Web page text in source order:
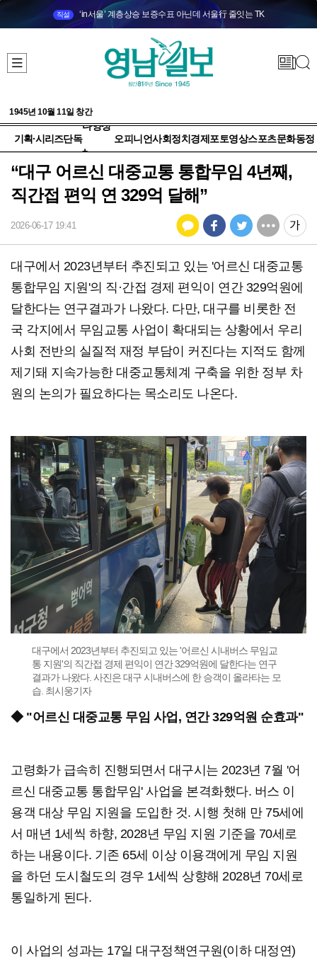
직설 ‘in서울’ 계층상승 보증수표 아닌데 서울行 줄잇는 TK
1945년 10월 11일 창간
기획·시리즈단독
다양성
+
오피니언사회정치 경제 포토영상스포츠문화동정
“대구 어르신 대중교통 통합무임 4년째,
직간접 편익 연 329억 달해”
2026-06-17 19:41
대구에서 2023년부터 추진되고 있는 '어르신 대중교통
통합무임 지원'의 직·간접 경제 편익이 연간 329억원에
달한다는 연구결과가 나왔다. 다만, 대구를 비롯한 전
국 각지에서 무임교통 사업이 확대되는 상황에서 우리
사회 전반의 실질적 재정 부담이 커진다는 지적도 함께
제기돼 지속가능한 대중교통체계 구축을 위한 정부 차
원의 논의가 필요하다는 목소리도 나온다.
대구에서 2023년부터 추진되고 있는 '어르신 시내버스 무임교
통 지원'의 직간접 경제 편익이 연간 329억원에 달한다는 연구
결과가 나왔다. 사진은 대구 시내버스에 한 승객이 올라타는 모
습. 최시웅기자
◆ "어르신 대중교통 무임 사업, 연간 329억원 순효과"
고령화가 급속히 진행되면서 대구시는 2023년 7월 '어
르신 대중교통 통합무임' 사업을 본격화했다. 버스 이
용객 대상 무임 지원을 도입한 것. 시행 첫해 만 75세에
서 매년 1세씩 하향, 2028년 무임 지원 기준을 70세로
하는 내용이다. 기존 65세 이상 이용객에게 무임 지원
을 하던 도시철도의 경우 1세씩 상향해 2028년 70세로
통일하게 된다.
이 사업의 성과는 17일 대구정책연구원(이하 대정연)